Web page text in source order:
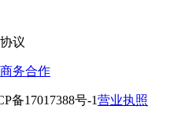
议
商务合作
备17017388号-1营业执照